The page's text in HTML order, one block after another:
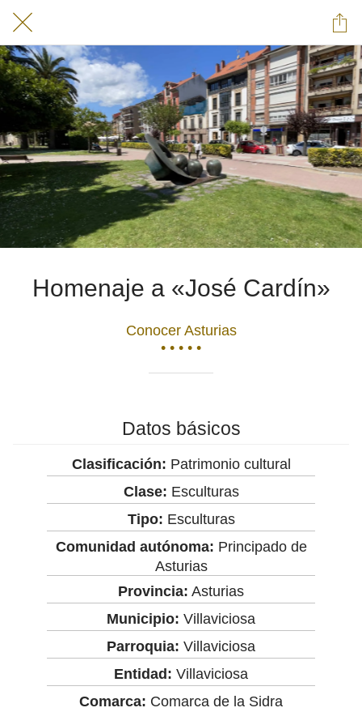
Homenaje a «José Cardín»
Conocer Asturias
• • • • •
Datos básicos
Clasificación: Patrimonio cultural
Clase: Esculturas
Tipo: Esculturas
Comunidad autónoma: Principado de
Asturias
Provincia: Asturias
Municipio: Villaviciosa
Parroquia: Villaviciosa
Entidad: Villaviciosa
Comarca: Comarca de la Sidra